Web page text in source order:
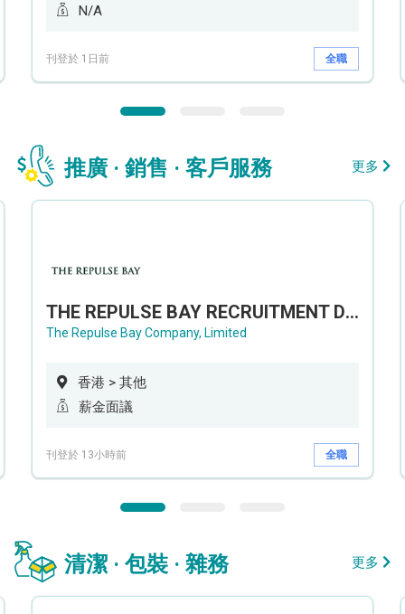
N/A
刊登於 1日前 全職
推廣 · 銷售 · 客戶服務 更多
THE REPULSE BAY RECRUITMENT DAY 淺水灣影灣園人才招聘會
The Repulse Bay Company, Limited
香港 > 其他
薪金面議
刊登於 13小時前 全職
清潔 · 包裝 · 雜務 更多